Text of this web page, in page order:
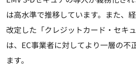
は高水準で推移しています。また、
改定した「クレジットカード・セキ
は、EC事業者に対してより一層の不
ます。